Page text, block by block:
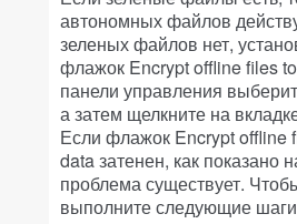
автономных файлов
зеленых файлов нет,
флажок Encrypt offline files
панели управления
а затем щелкните на
Если флажок Encrypt offline
data затенен, как показано
проблема существует.
выполните следующие